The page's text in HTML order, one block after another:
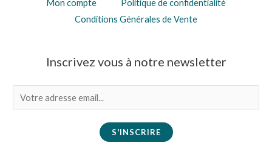
Mon compte
Politique de confidentialité
Conditions Générales de Vente
Inscrivez vous à notre newsletter
m
S'INSCRIRE